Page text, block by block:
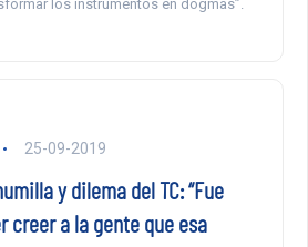
los instrumentos en dogmas”.
25-09-2019
y dilema del TC: “Fue
creer a la gente que esa